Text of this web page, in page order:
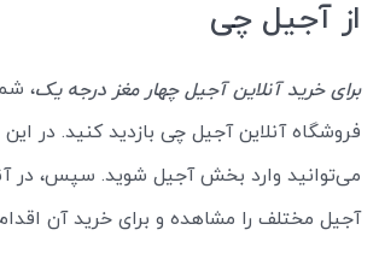
از آجیل چی
برای خرید آنلاین آجیل چهار مغز درجه یک،
فروشگاه آنلاین آجیل چی بازدید کنید. در
می‌توانید وارد بخش آجیل شوید. سپس، در
آجیل مختلف را مشاهده و برای خرید آن